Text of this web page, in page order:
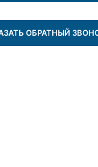
ОБРАТНЫЙ